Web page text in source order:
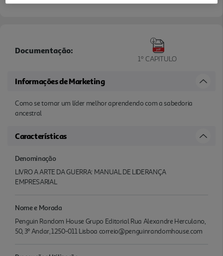
Documentação:
1º CAPITULO
Informações de Marketing
Como se tornar um líder melhor aprendendo com a sabedoria
ancestral
Características
Denominação
LIVRO A ARTE DA GUERRA: MANUAL DE LIDERANÇA
EMPRESARIAL
Nome e Morada
Penguin Random House Grupo Editorial Rua Alexandre Herculano,
50, 3º Andar, 1250-011 Lisboa correio@penguinrandomhouse.com